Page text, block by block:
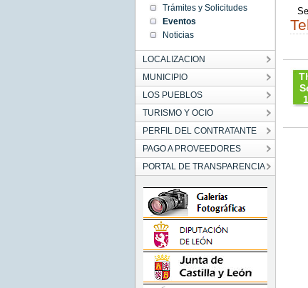
Trámites y Solicitudes
Eventos
Noticias
LOCALIZACION
MUNICIPIO
LOS PUEBLOS
TURISMO Y OCIO
PERFIL DEL CONTRATANTE
PAGO A PROVEEDORES
PORTAL DE TRANSPARENCIA